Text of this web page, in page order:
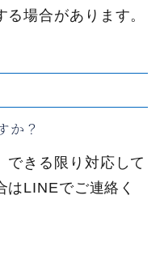
場合があります。
か？
できる限り対応して
はLINEでご連絡く